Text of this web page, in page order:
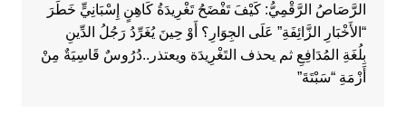
الرَّصَاصُ الرَّقْمِيُّ: كَيْفَ تَفْضَحُ تَغْرِيدَةُ كَاهِنٍ إِسْبَانِيٍّ خَطَرَ
“الأَخْبَارِ الزَّائِفَةِ” عَلَى الجِوَارِ؟ أَوْ حِينَ يُغَرِّدُ رَجُلُ الدِّينِ
بِلُغَةِ المُدَافِعِ ثم يحذف التَغْرِيدَة ويعتذر..دُرُوسٌ قَاسِيَةٌ مِنْ
أَزْمَةِ “سَبْتَةَ”